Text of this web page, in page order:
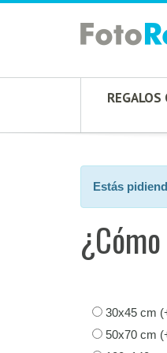
Estás
30x45 cm
50x70 cm